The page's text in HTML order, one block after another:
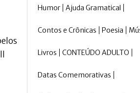
Humor Ajuda Gramatical
Contos e Crônicas Poesia
Livros CONTEÚDO ADULTO
Datas Comemorativas